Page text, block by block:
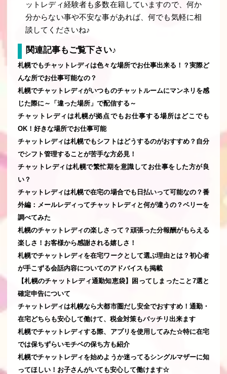
ットレディ経験者も多数在籍していますので、何か
分からない事や不安な事があれば、何でも気軽に相
談してくださいね♪
関連記事もご覧下さい♪
札幌でもチャットレディは色々な場所でお仕事出来る！？実際ど
んな所でお仕事可能なの？
札幌でチャットレディがいつものチャットルームにマンネリを感
じた際に～「違った場所」で配信する～
チャットレディは札幌が拠点でもお仕事する場所はどこでも
OK！好きな場所でお仕事可能
チャットレディは札幌でもシフトはどうするのがおすすめ？自分
でシフト管理することが苦手な方必見！
チャットレディは札幌で繁忙期を意識してお仕事をした方が良
い？
チャットレディは札幌で在宅の場合でも日払いって可能なの？番
外編：メールレディってチャットレディと何が違うの？ベリーを
調べてみた
札幌のチャットレディの楽しさって？頑張った分報酬がもらえる
楽しさ！お客様から感謝される嬉しさ！
札幌でチャットレディを在宅ワークとして選ぶ理由とは？初心者
が手こずる会話内容についてのアドバイスも掲載
【札幌のチャットレディ通勤知恵袋】困ってしまったこと7選と
確定申告について
チャットレディは札幌なら大都市圏だし安全でおすすめ！通勤・
在宅どちらも安心して働けて、税金対策もバッチリ出来ます
札幌でチャットレディする際、アプリを使用してみた☆特に在宅
では保ちずらいモチベの保ち方も紹介
札幌でチャットレディを始めようか迷ってるシングルマザーに知
ってほしい！お子さんがいても安心して働けます☆